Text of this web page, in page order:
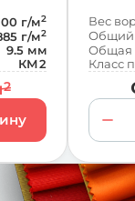
г/м2
г/м2
9.5 мм
КМ2
2
Вес
Общий
Общая
Класс